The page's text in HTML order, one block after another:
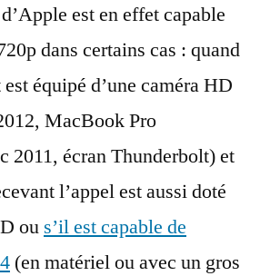
classiqueest en effet capable
dans certains cas : quand
équipé d’une caméra HD
MacBook Pro
2011, écran Thunderbolt) et
l’appel est aussi doté
ou s’il est capable de
(en matériel ou avec un gros